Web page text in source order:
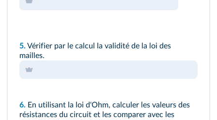
5. Vérifier par le calcul la validité de la loi des
mailles.
6. En utilisant la loi d'Ohm, calculer les valeurs des
résistances du circuit et les comparer avec les